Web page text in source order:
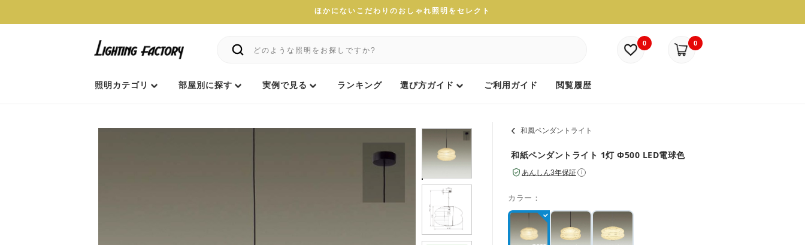
ほかにないこだわりのおしゃれ照明をセレクト
0 0
照明カテゴリ 部屋別に探す 実例で見る ランキング 選び方ガイド ご利用ガイド 閲覧履歴
和風ペンダントライト
和紙ペンダントライト 1灯 Φ500 LED電球色
あんしん3年保証 i
カラー：